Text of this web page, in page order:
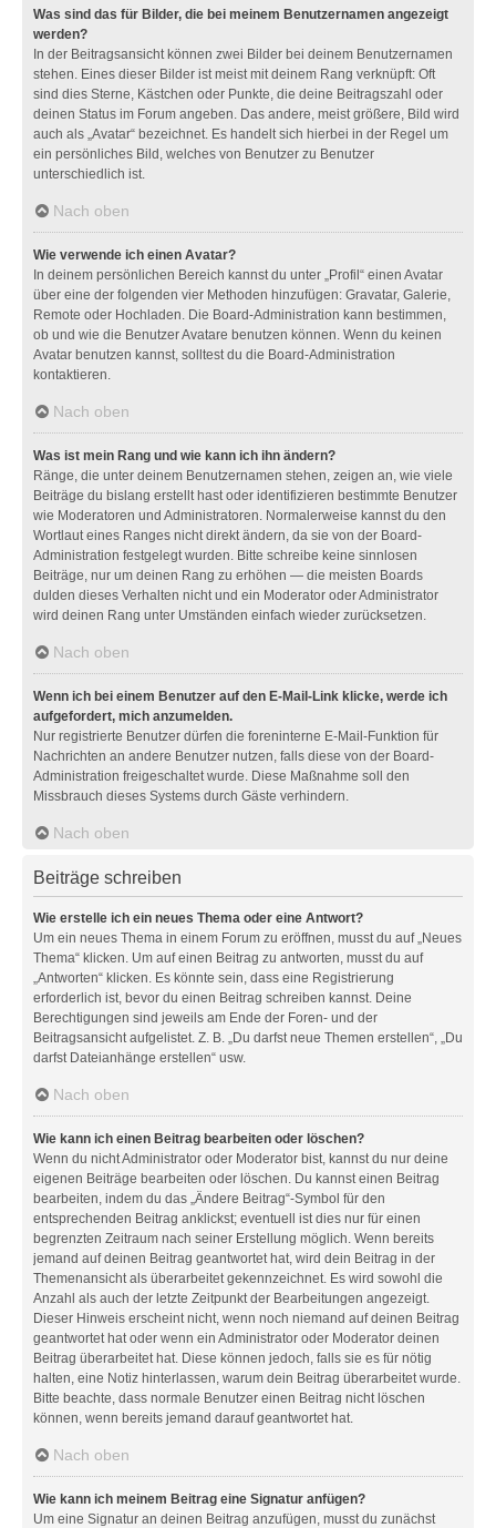
Was sind das für Bilder, die bei meinem Benutzernamen angezeigt
werden?
In der Beitragsansicht können zwei Bilder bei deinem Benutzernamen
stehen. Eines dieser Bilder ist meist mit deinem Rang verknüpft: Oft
sind dies Sterne, Kästchen oder Punkte, die deine Beitragszahl oder
deinen Status im Forum angeben. Das andere, meist größere, Bild wird
auch als „Avatar“ bezeichnet. Es handelt sich hierbei in der Regel um
ein persönliches Bild, welches von Benutzer zu Benutzer
unterschiedlich ist.
Nach oben
Wie verwende ich einen Avatar?
In deinem persönlichen Bereich kannst du unter „Profil“ einen Avatar
über eine der folgenden vier Methoden hinzufügen: Gravatar, Galerie,
Remote oder Hochladen. Die Board-Administration kann bestimmen,
ob und wie die Benutzer Avatare benutzen können. Wenn du keinen
Avatar benutzen kannst, solltest du die Board-Administration
kontaktieren.
Nach oben
Was ist mein Rang und wie kann ich ihn ändern?
Ränge, die unter deinem Benutzernamen stehen, zeigen an, wie viele
Beiträge du bislang erstellt hast oder identifizieren bestimmte Benutzer
wie Moderatoren und Administratoren. Normalerweise kannst du den
Wortlaut eines Ranges nicht direkt ändern, da sie von der Board-
Administration festgelegt wurden. Bitte schreibe keine sinnlosen
Beiträge, nur um deinen Rang zu erhöhen — die meisten Boards
dulden dieses Verhalten nicht und ein Moderator oder Administrator
wird deinen Rang unter Umständen einfach wieder zurücksetzen.
Nach oben
Wenn ich bei einem Benutzer auf den E-Mail-Link klicke, werde ich
aufgefordert, mich anzumelden.
Nur registrierte Benutzer dürfen die foreninterne E-Mail-Funktion für
Nachrichten an andere Benutzer nutzen, falls diese von der Board-
Administration freigeschaltet wurde. Diese Maßnahme soll den
Missbrauch dieses Systems durch Gäste verhindern.
Nach oben
Beiträge schreiben
Wie erstelle ich ein neues Thema oder eine Antwort?
Um ein neues Thema in einem Forum zu eröffnen, musst du auf „Neues
Thema“ klicken. Um auf einen Beitrag zu antworten, musst du auf
„Antworten“ klicken. Es könnte sein, dass eine Registrierung
erforderlich ist, bevor du einen Beitrag schreiben kannst. Deine
Berechtigungen sind jeweils am Ende der Foren- und der
Beitragsansicht aufgelistet. Z. B. „Du darfst neue Themen erstellen“, „Du
darfst Dateianhänge erstellen“ usw.
Nach oben
Wie kann ich einen Beitrag bearbeiten oder löschen?
Wenn du nicht Administrator oder Moderator bist, kannst du nur deine
eigenen Beiträge bearbeiten oder löschen. Du kannst einen Beitrag
bearbeiten, indem du das „Ändere Beitrag“-Symbol für den
entsprechenden Beitrag anklickst; eventuell ist dies nur für einen
begrenzten Zeitraum nach seiner Erstellung möglich. Wenn bereits
jemand auf deinen Beitrag geantwortet hat, wird dein Beitrag in der
Themenansicht als überarbeitet gekennzeichnet. Es wird sowohl die
Anzahl als auch der letzte Zeitpunkt der Bearbeitungen angezeigt.
Dieser Hinweis erscheint nicht, wenn noch niemand auf deinen Beitrag
geantwortet hat oder wenn ein Administrator oder Moderator deinen
Beitrag überarbeitet hat. Diese können jedoch, falls sie es für nötig
halten, eine Notiz hinterlassen, warum dein Beitrag überarbeitet wurde.
Bitte beachte, dass normale Benutzer einen Beitrag nicht löschen
können, wenn bereits jemand darauf geantwortet hat.
Nach oben
Wie kann ich meinem Beitrag eine Signatur anfügen?
Um eine Signatur an deinen Beitrag anzufügen, musst du zunächst